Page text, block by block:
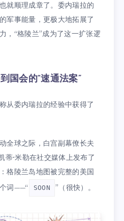
就顺理成章了。委内瑞拉的
军事能量，更极大地拓展了
，“格陵兰”成为了这一扩张逻
国会的“速通法案”
从委内瑞拉的经验中获得了
全球之际，白宫副幕僚长夫
蒂·米勒在社交媒体上发布了
格陵兰岛地图被完整的美国
词——“
SOON ”（很快）。